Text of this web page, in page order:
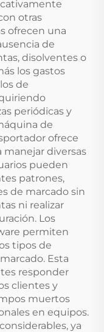
otras
ofrecen una
de
disolventes o
los gastos
de
periódicas y
de
ofrece
manejar diversas
pueden
patrones,
de marcado sin
ni realizar
Los
permiten
tipos de
Esta
responder
clientes y
muertos
en equipos.
ya